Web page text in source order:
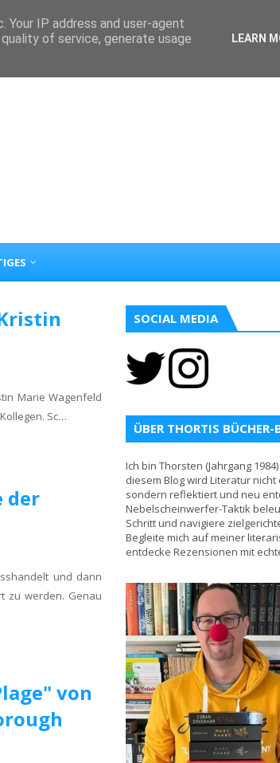
Marie Wagenfeld
Sc…
der
und dann
zu werden. Genau
von
SOCIAL MEDIA
ÜBER THORTIS BÜCHER-
Ich bin Thorsten (Jahrgang
diesem Blog wird Literatur
sondern reflektiert und neu
Nebelscheinwerfer-Taktik
Schritt und navigiere
Begleite mich auf meiner
entdecke Rezensionen mit
IP address and user-agent
of service, generate usage
LEARN